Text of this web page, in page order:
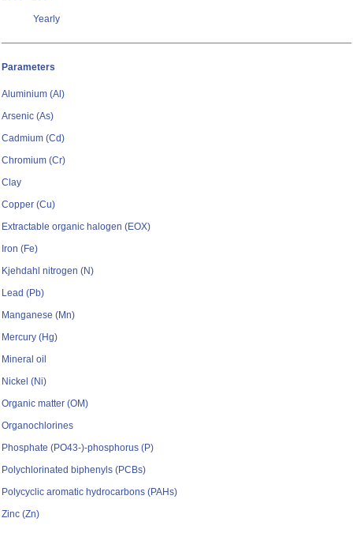
Yearly
Parameters
Aluminium (Al)
Arsenic (As)
Cadmium (Cd)
Chromium (Cr)
Clay
Copper (Cu)
Extractable organic halogen (EOX)
Iron (Fe)
Kjehdahl nitrogen (N)
Lead (Pb)
Manganese (Mn)
Mercury (Hg)
Mineral oil
Nickel (Ni)
Organic matter (OM)
Organochlorines
Phosphate (PO43-)-phosphorus (P)
Polychlorinated biphenyls (PCBs)
Polycyclic aromatic hydrocarbons (PAHs)
Zinc (Zn)